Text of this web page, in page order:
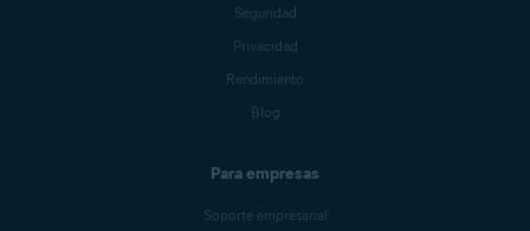
Seguridad
Privacidad
Rendimiento
Blog
Para empresas
Soporte empresarial